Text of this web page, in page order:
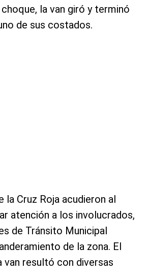
la van giró y terminó
de sus costados.
la Cruz Roja acudieron al
atención a los involucrados,
de Tránsito Municipal
de la zona. El
van resultó con diversas